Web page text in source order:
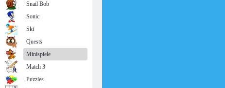
Snail Bob
Sonic
Ski
Quests
Minispiele
Match 3
Puzzles